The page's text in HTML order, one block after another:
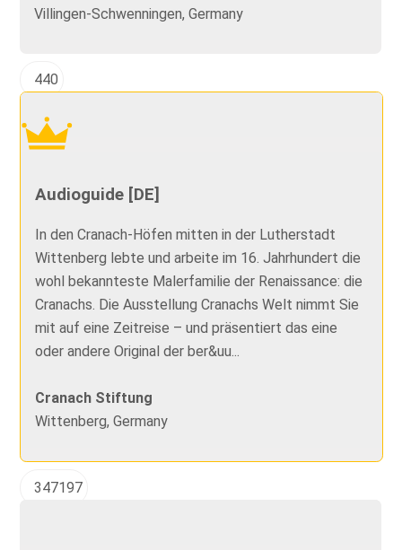
Villingen-Schwenningen, Germany
440
Audioguide [DE]
In den Cranach-Höfen mitten in der Lutherstadt
Wittenberg lebte und arbeite im 16. Jahrhundert die
wohl bekannteste Malerfamilie der Renaissance: die
Cranachs. Die Ausstellung Cranachs Welt nimmt Sie
mit auf eine Zeitreise – und präsentiert das eine
oder andere Original der ber&uu...
Cranach Stiftung
Wittenberg, Germany
347197